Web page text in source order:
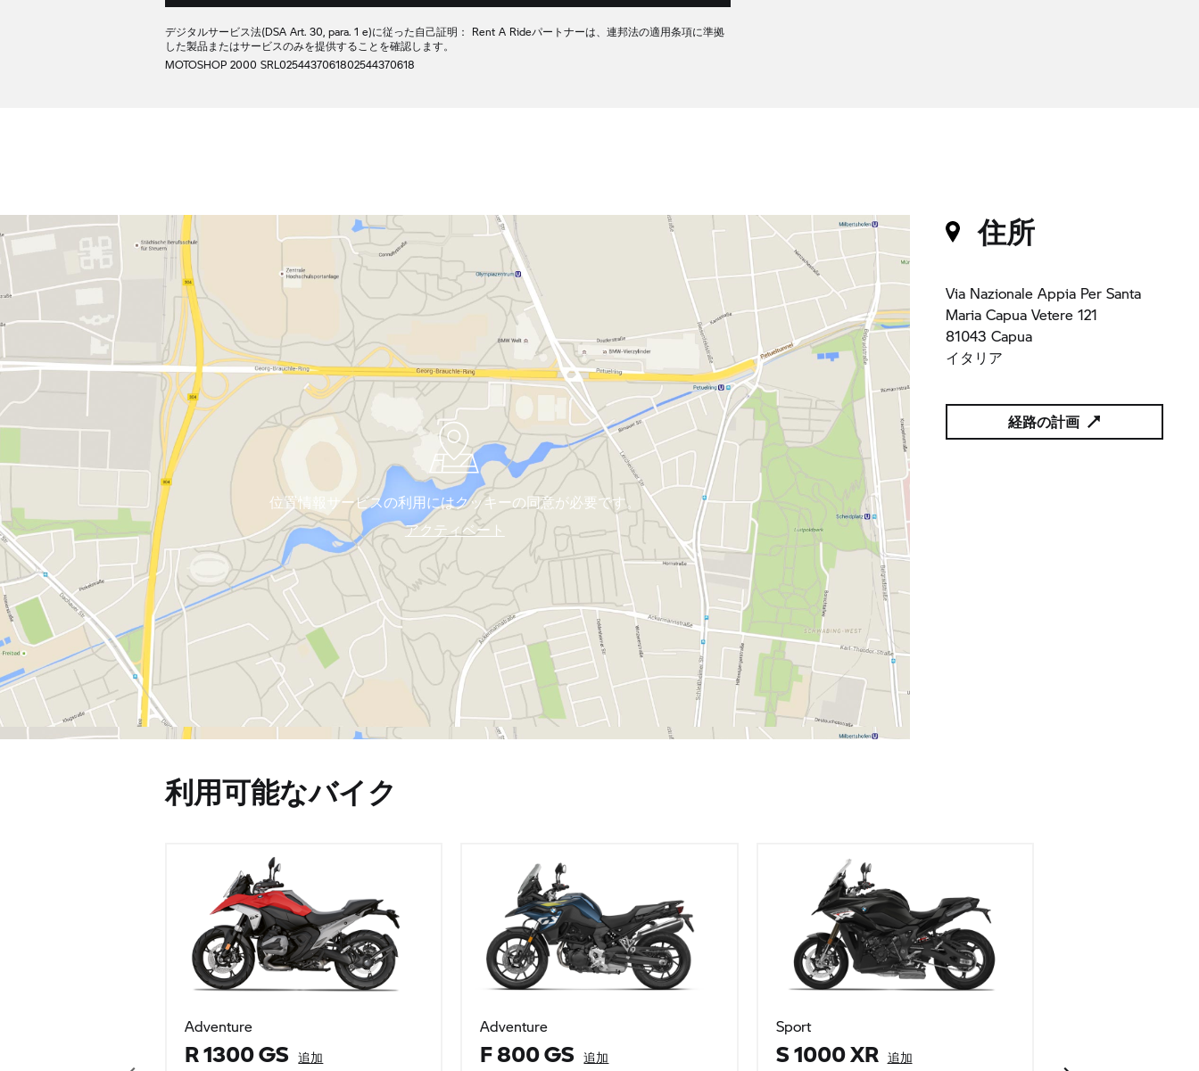
デジタルサービス法(DSA Art. 30, para. 1 e)に従った自己証明： Rent A Rideパートナーは、連邦法の適用条項に準拠
した製品またはサービスのみを提供することを確認します。
MOTOSHOP 2000 SRL0254437061802544370618
住所
Via Nazionale Appia Per Santa
Maria Capua Vetere 121
81043 Capua
イタリア
経路の計画
位置情報サービスの利用にはクッキーの同意が必要です。
アクティベート
利用可能なバイク
Adventure
R 1300 GS 追加
Adventure
F 800 GS 追加
Sport
S 1000 XR 追加